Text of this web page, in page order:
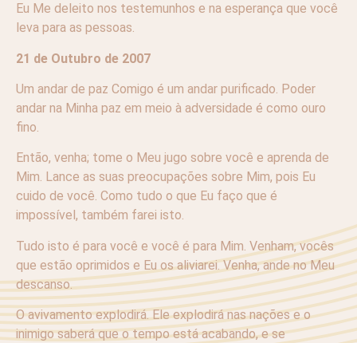
Eu Me deleito nos testemunhos e na esperança que você
leva para as pessoas.
21 de Outubro de 2007
Um andar de paz Comigo é um andar purificado. Poder
andar na Minha paz em meio à adversidade é como ouro
fino.
Então, venha; tome o Meu jugo sobre você e aprenda de
Mim. Lance as suas preocupações sobre Mim, pois Eu
cuido de você. Como tudo o que Eu faço que é
impossível, também farei isto.
Tudo isto é para você e você é para Mim. Venham, vocês
que estão oprimidos e Eu os aliviarei. Venha, ande no Meu
descanso.
O avivamento explodirá. Ele explodirá nas nações e o
inimigo saberá que o tempo está acabando, e se